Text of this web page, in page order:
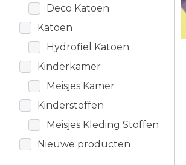
Deco Katoen
Katoen
Hydrofiel Katoen
Kinderkamer
Meisjes Kamer
Kinderstoffen
Meisjes Kleding Stoffen
Nieuwe producten